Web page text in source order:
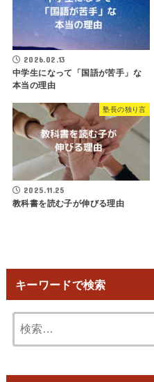
2026.02.13
中学生になって「国語が苦手」な
本当の理由
塾長の独り言
2025.11.25
教科書を読む子が伸びる理由
キーワードで検索